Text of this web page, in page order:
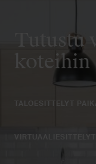
koteihin
TALOESITTELYT
VIRTUAALIESITTELYT